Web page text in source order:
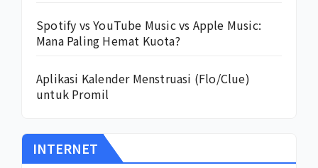
Spotify vs YouTube Music vs Apple Music:
Mana Paling Hemat Kuota?
Aplikasi Kalender Menstruasi (Flo/Clue)
untuk Promil
INTERNET